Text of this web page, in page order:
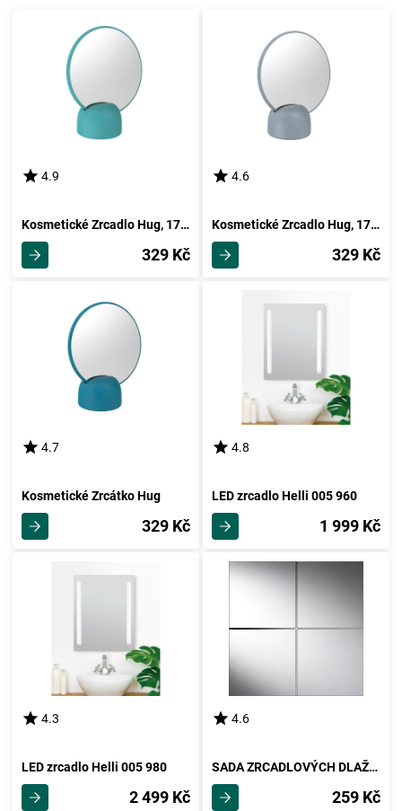
4.9
Kosmetické Zrcadlo Hug, 17/19,8/8,5cm, Mátová
329 Kč
4.6
Kosmetické Zrcadlo Hug, 17/19,8/8,5cm, Šedá
329 Kč
4.7
Kosmetické Zrcátko Hug
329 Kč
4.8
LED zrcadlo Helli 005 960
1 999 Kč
4.3
LED zrcadlo Helli 005 980
2 499 Kč
4.6
SADA ZRCADLOVÝCH DLAŽDIC Quattro Silber 108-102
259 Kč